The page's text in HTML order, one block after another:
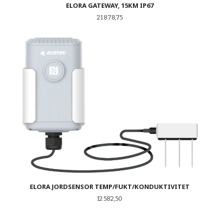
ELORA GATEWAY, 15KM IP67
Pris
21 878,75
ELORA JORDSENSOR TEMP/FUKT/KONDUKTIVITET
Pris
12 582,50